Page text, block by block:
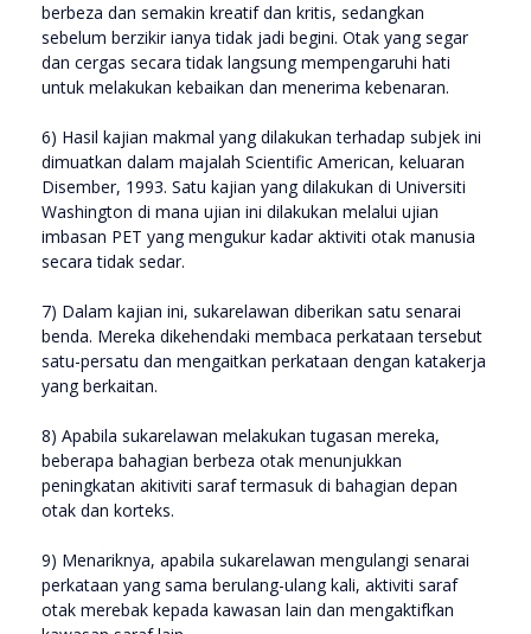
berbeza dan semakin kreatif dan kritis, sedangkan
sebelum berzikir ianya tidak jadi begini. Otak yang segar
dan cergas secara tidak langsung mempengaruhi hati
untuk melakukan kebaikan dan menerima kebenaran.
6) Hasil kajian makmal yang dilakukan terhadap subjek ini
dimuatkan dalam majalah Scientific American, keluaran
Disember, 1993. Satu kajian yang dilakukan di Universiti
Washington di mana ujian ini dilakukan melalui ujian
imbasan PET yang mengukur kadar aktiviti otak manusia
secara tidak sedar.
7) Dalam kajian ini, sukarelawan diberikan satu senarai
benda. Mereka dikehendaki membaca perkataan tersebut
satu-persatu dan mengaitkan perkataan dengan katakerja
yang berkaitan.
8) Apabila sukarelawan melakukan tugasan mereka,
beberapa bahagian berbeza otak menunjukkan
peningkatan akitiviti saraf termasuk di bahagian depan
otak dan korteks.
9) Menariknya, apabila sukarelawan mengulangi senarai
perkataan yang sama berulang-ulang kali, aktiviti saraf
otak merebak kepada kawasan lain dan mengaktifkan